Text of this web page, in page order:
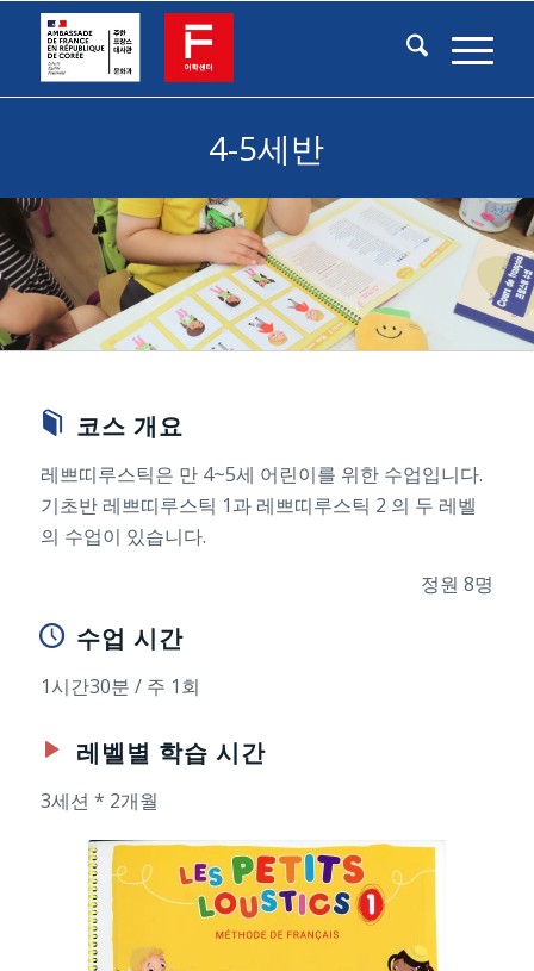
4-5세반
코스 개요
레쁘띠루스틱은 만 4~5세 어린이를 위한 수업입니다.
기초반 레쁘띠루스틱 1과 레쁘띠루스틱 2 의 두 레벨
의 수업이 있습니다.
정원 8명
수업 시간
1시간30분 / 주 1회
레벨별 학습 시간
3세션 * 2개월